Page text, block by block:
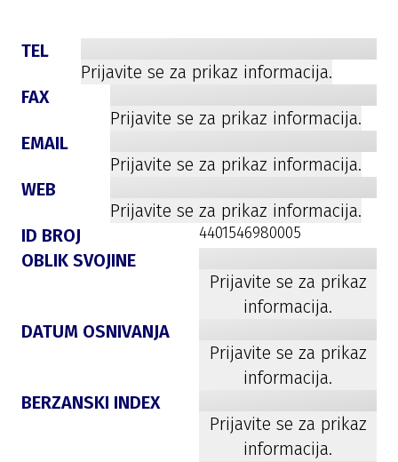
TEL
Prijavite se za prikaz informacija.
FAX
Prijavite se za prikaz informacija.
EMAIL
Prijavite se za prikaz informacija.
WEB
Prijavite se za prikaz informacija.
ID BROJ
4401546980005
OBLIK SVOJINE
Prijavite se za prikaz
informacija.
DATUM OSNIVANJA
Prijavite se za prikaz
informacija.
BERZANSKI INDEX
Prijavite se za prikaz
informacija.